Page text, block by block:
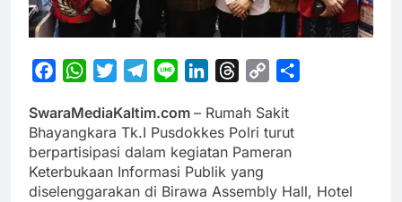
FacebookWhatsApp
TwitterTelegram
Line LinkedInThreads
Copy
SwaraMediaKaltim.com – Rumah Sakit
Bhayangkara Tk.I Pusdokkes Polri turut
berpartisipasi dalam kegiatan Pameran
Keterbukaan Informasi Publik yang
diselenggarakan di Birawa Assembly Hall, Hotel